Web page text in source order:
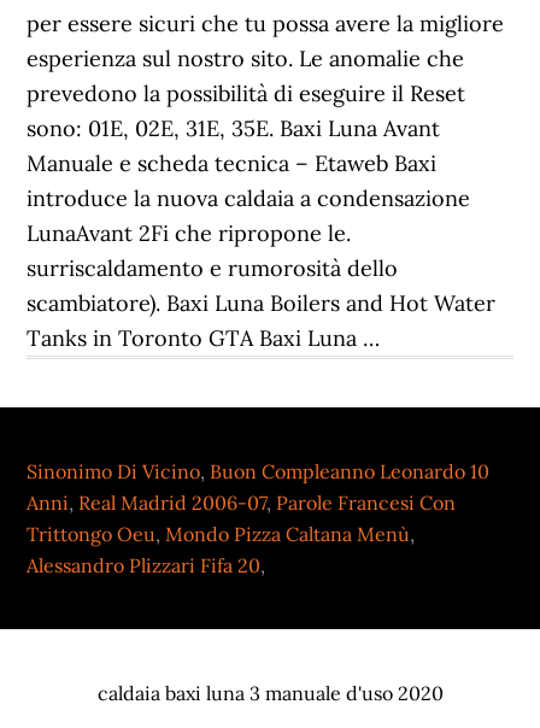
Sinonimo Di Vicino, Buon Compleanno Leonardo 10
Anni, Real Madrid 2006-07, Parole Francesi Con
Trittongo Oeu,Mondo Pizza Caltana Menù,
Alessandro Plizzari Fifa 20,
caldaia baxi luna 3 manuale d'uso 2020